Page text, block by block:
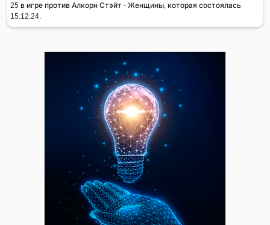
25 в игре против Алкорн Стэйт - Женщины, которая состоялась
15.12.24.